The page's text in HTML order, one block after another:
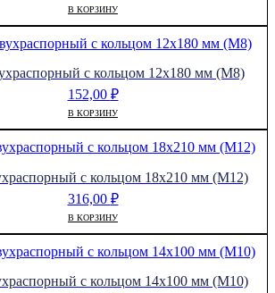
В КОРЗИНУ
с кольцом 12х180 мм (М8)
152,00 ₽
В КОРЗИНУ
с кольцом 18х210 мм (М12)
316,00 ₽
В КОРЗИНУ
с кольцом 14х100 мм (М10)